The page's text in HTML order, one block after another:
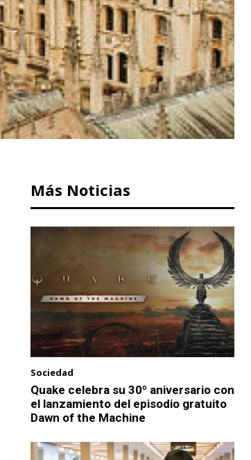
Más Noticias
Sociedad
Quake celebra su 30º aniversario con
el lanzamiento del episodio gratuito
Dawn of the Machine